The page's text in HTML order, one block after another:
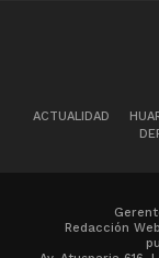
ACTUALIDAD
Redacción